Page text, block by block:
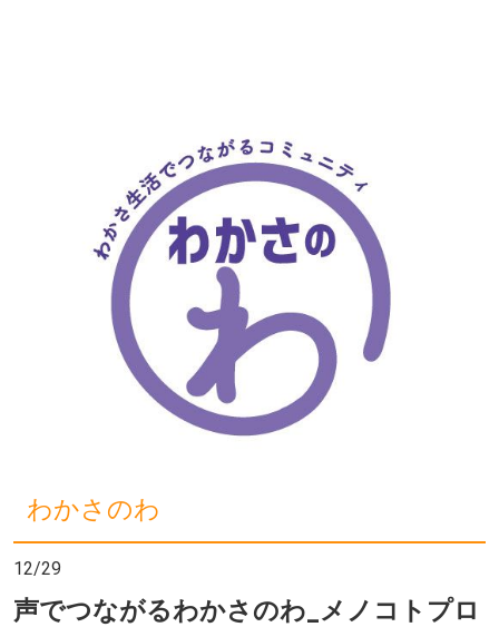
わかさのわ
12/29
声でつながるわかさのわ_メノコトプロ